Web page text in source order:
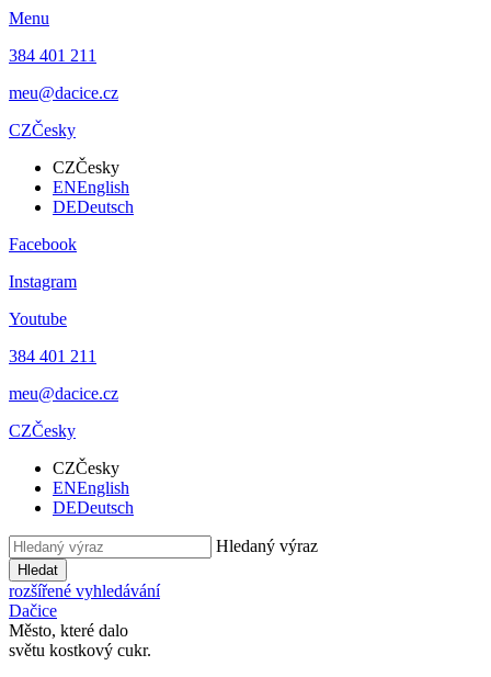
Menu
384 401 211
meu@dacice.cz
CZČesky
CZČesky
ENEnglish
DEDeutsch
Facebook
Instagram
Youtube
384 401 211
meu@dacice.cz
CZČesky
CZČesky
ENEnglish
DEDeutsch
Hledaný výraz
Hledat
rozšířené vyhledávání
Dačice
Město, které dalo
světu kostkový cukr.